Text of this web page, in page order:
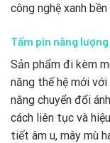
công nghệ xanh bền
Tấm pin năng
Sản phẩm đi kèm
năng thế hệ mới
năng chuyển đổi
cách liên tục và
tiết âm u, mây mù